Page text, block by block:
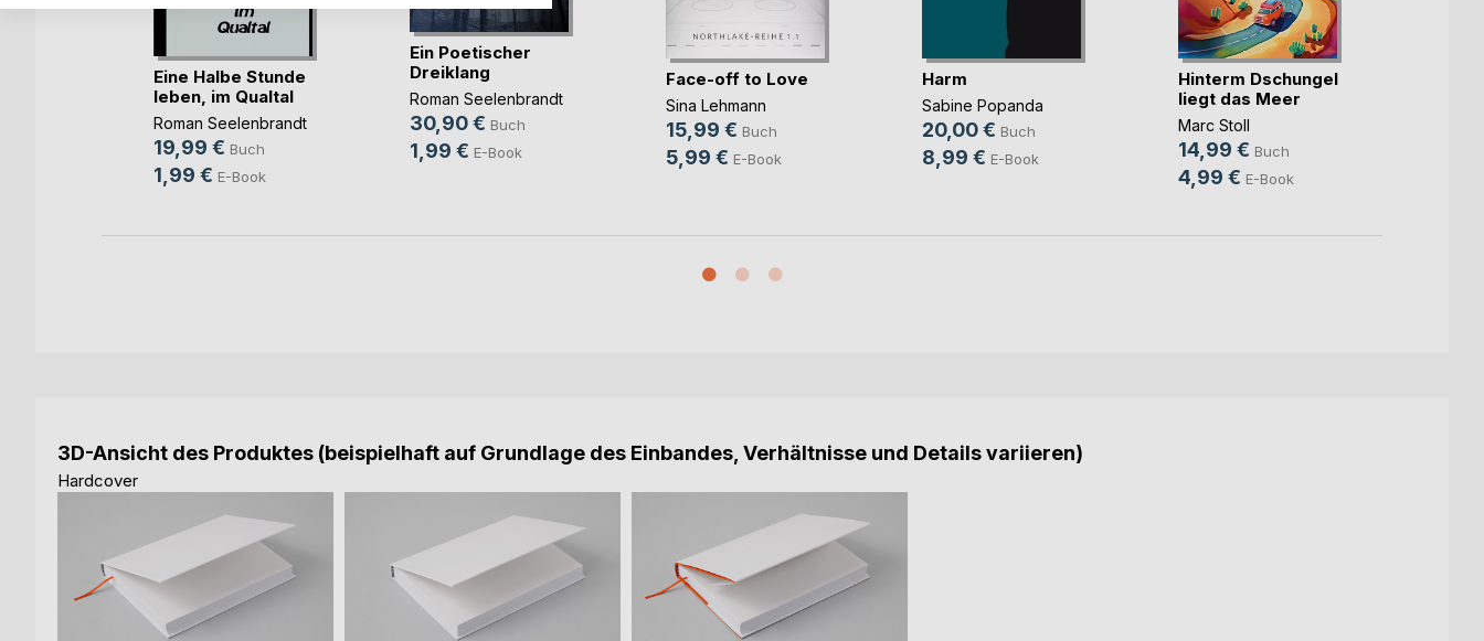
Eine Halbe Stunde
leben, im Qualtal
Roman Seelenbrandt
19,99 € Buch
1,99 € E-Book
Ein Poetischer
Dreiklang
Roman Seelenbrandt
30,90 € Buch
1,99 € E-Book
Face-off to Love
Sina Lehmann
15,99 € Buch
5,99 € E-Book
Harm
Sabine Popanda
20,00 € Buch
8,99 € E-Book
Hinterm Dschungel
liegt das Meer
Marc Stoll
14,99 € Buch
4,99 € E-Book
3D-Ansicht des Produktes (beispielhaft auf Grundlage des Einbandes, Verhältnisse und Details variieren)
Hardcover